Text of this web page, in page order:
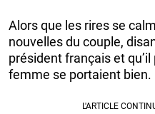
Alors que les rires se
nouvelles du couple,
président français et
femme se portaient bien.